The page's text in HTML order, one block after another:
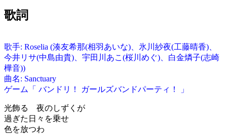
歌詞
歌手: Roselia (湊友希那(相羽あいな)、氷川紗夜(工藤晴香)、
今井リサ(中島由貴)、宇田川あこ(桜川めぐ)、白金燐子(志崎
樺音))
曲名: Sanctuary
ゲーム「 バンドリ！ ガールズバンドパーティ！ 」
光飾る 夜のしずくが
過ぎた日々を乗せ
色を放つわ